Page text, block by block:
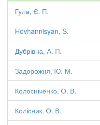
Гула, Є. П.
Hovhannisyan, S.
Дубрівна, А. П.
Задорожня, Ю. М.
Колосніченко, О. В.
Колісник, О. В.